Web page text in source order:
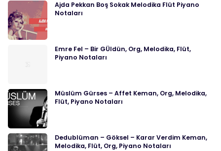
Ajda Pekkan Boş Sokak Melodika Flüt Piyano
Notaları
Emre Fel – Bir GÜldün, Org, Melodika, Flüt,
Piyano Notaları
Müslüm Gürses – Affet Keman, Org, Melodika,
Flüt, Piyano Notaları
Dedublüman – Göksel – Karar Verdim Keman,
Melodika, Flüt, Org, Piyano Notaları